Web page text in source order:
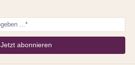
Jetzt abonnieren